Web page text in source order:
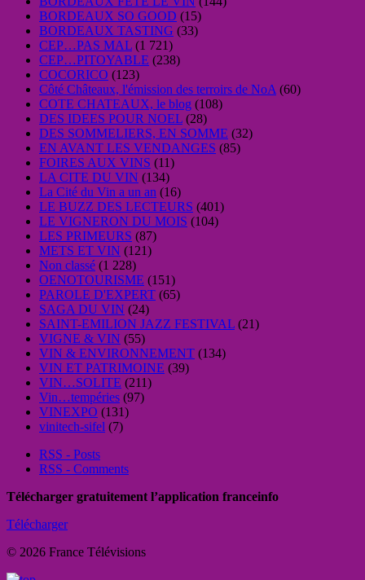
BORDEAUX SO GOOD (15)
BORDEAUX TASTING (33)
CEP…PAS MAL (1 721)
CEP…PITOYABLE (238)
COCORICO (123)
Côté Châteaux, l'émission des terroirs de NoA (60)
COTE CHATEAUX, le blog (108)
DES IDEES POUR NOEL (28)
DES SOMMELIERS, EN SOMME (32)
EN AVANT LES VENDANGES (85)
FOIRES AUX VINS (11)
LA CITE DU VIN (134)
La Cité du Vin a un an (16)
LE BUZZ DES LECTEURS (401)
LE VIGNERON DU MOIS (104)
LES PRIMEURS (87)
METS ET VIN (121)
Non classé (1 228)
OENOTOURISME (151)
PAROLE D'EXPERT (65)
SAGA DU VIN (24)
SAINT-EMILION JAZZ FESTIVAL (21)
VIGNE & VIN (55)
VIN & ENVIRONNEMENT (134)
VIN ET PATRIMOINE (39)
VIN…SOLITE (211)
Vin…tempéries (97)
VINEXPO (131)
vinitech-sifel (7)
RSS - Posts
RSS - Comments
Télécharger gratuitement l’application franceinfo
Télécharger
© 2026 France Télévisions